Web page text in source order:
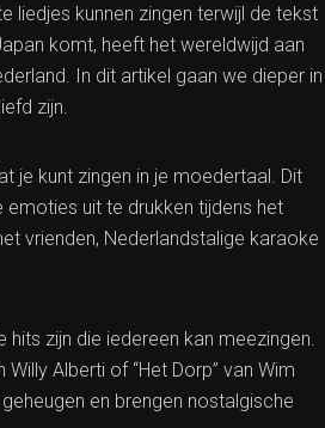
liedjes kunnen zingen terwijl de tekst
komt, heeft het wereldwijd aan
In dit artikel gaan we dieper in
zijn.
je kunt zingen in je moedertaal. Dit
uit te drukken tijdens het
vrienden, Nederlandstalige karaoke
zijn die iedereen kan meezingen.
Alberti of “Het Dorp” van Wim
en brengen nostalgische